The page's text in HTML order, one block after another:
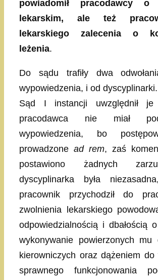
powiadomił pracodawcy o
lekarskim, ale też
lekarskiego zalecenia o
leżenia.
Do sądu trafiły dwa
wypowiedzenia, i od dyscyplinarki.
Sąd I instancji uwzględnił je
pracodawca nie miał
wypowiedzenia, bo
prowadzone ad rem, zaś
postawiono żadnych
dyscyplinarka była
pracownik przychodził do
zwolnienia lekarskiego
odpowiedzialnością i dbałością
wykonywanie powierzonych mu
kierowniczych oraz dążeniem do
sprawnego funkcjonowania